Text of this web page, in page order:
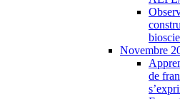
Novembre
de